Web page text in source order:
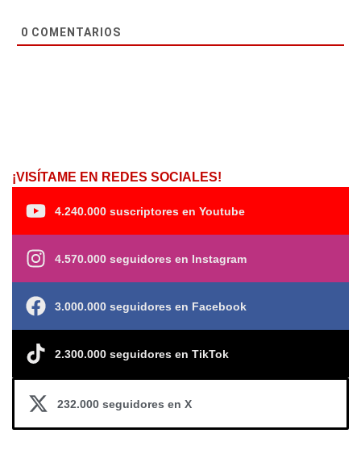
0 COMENTARIOS
¡VISÍTAME EN REDES SOCIALES!
4.240.000 suscriptores en Youtube
4.570.000 seguidores en Instagram
3.000.000 seguidores en Facebook
2.300.000 seguidores en TikTok
232.000 seguidores en X